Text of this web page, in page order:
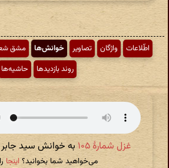
اطّلاعات واژگان تصاویر خوانش‌ها مشق
روند بازدیدها
حاشیه‌ها
غزل شمارهٔ ۱۰۵ به خوانش سید
می‌خواهید شما بخوانید؟اینجا